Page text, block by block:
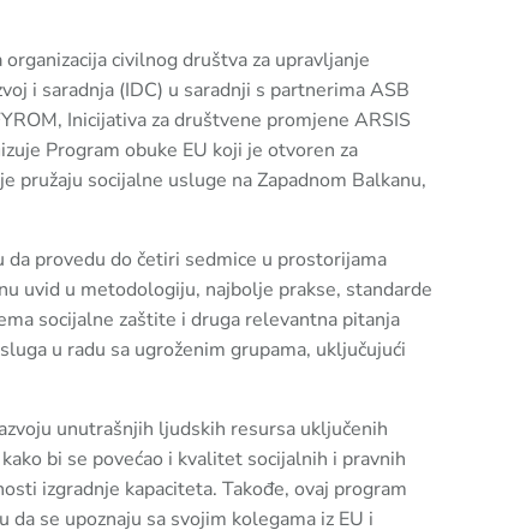
civilnog društva za upravljanje
i saradnja (IDC) u saradnji s partnerima ASB
Inicijativa za društvene promjene ARSIS
Program obuke EU koji je otvoren za
pružaju socijalne usluge na Zapadnom Balkanu,
da provedu do četiri sedmice u prostorijama
uvid u metodologiju, najbolje prakse, standarde
socijalne zaštite i druga relevantna pitanja
u radu sa ugroženim grupama, uključujući
unutrašnjih ljudskih resursa uključenih
bi se povećao i kvalitet socijalnih i pravnih
izgradnje kapaciteta. Takođe, ovaj program
se upoznaju sa svojim kolegama iz EU i